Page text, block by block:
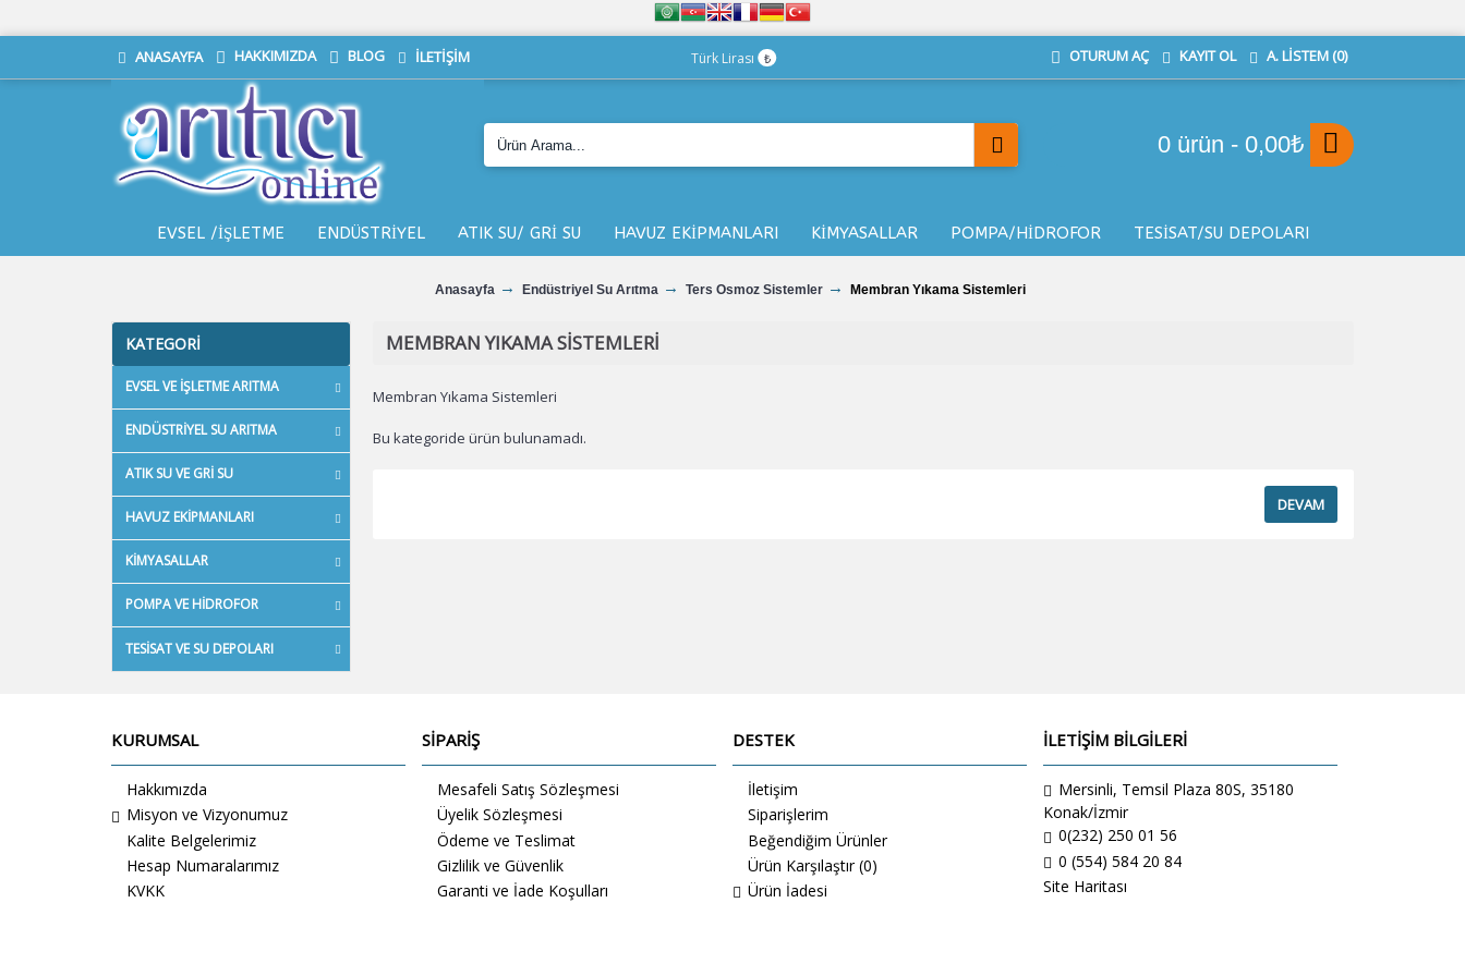
ANASAYFA HAKKIMIZDA BLOG İLETIŞIM Türk Lirası ₺ OTURUM AÇ KAYIT OL A. LISTEM (0)
0 ürün - 0,00₺
EVSEL /İŞLETME ENDÜSTRİYEL ATIK SU/ GRİ SU HAVUZ EKİPMANLARI KİMYASALLAR POMPA/HİDROFOR TESİSAT/SU DEPOLARI
Anasayfa Endüstriyel Su Arıtma Ters Osmoz Sistemler Membran Yıkama Sistemleri
KATEGORI
EVSEL VE İŞLETME ARITMA
ENDÜSTRIYEL SU ARITMA
ATIK SU VE GRI SU
HAVUZ EKIPMANLARI
KIMYASALLAR
POMPA VE HIDROFOR
TESISAT VE SU DEPOLARI
MEMBRAN YIKAMA SISTEMLERI
Membran Yıkama Sistemleri
Bu kategoride ürün bulunamadı.
DEVAM
KURUMSAL
Hakkımızda
Misyon ve Vizyonumuz
Kalite Belgelerimiz
Hesap Numaralarımız
KVKK
SİPARİŞ
Mesafeli Satış Sözleşmesi
Üyelik Sözleşmesi
Ödeme ve Teslimat
Gizlilik ve Güvenlik
Garanti ve İade Koşulları
DESTEK
İletişim
Siparişlerim
Beğendiğim Ürünler
Ürün Karşılaştır (0)
Ürün İadesi
İLETİŞİM BİLGİLERİ
Mersinli, Temsil Plaza 80S, 35180
Konak/İzmir
0(232) 250 01 56
0 (554) 584 20 84
Site Haritası